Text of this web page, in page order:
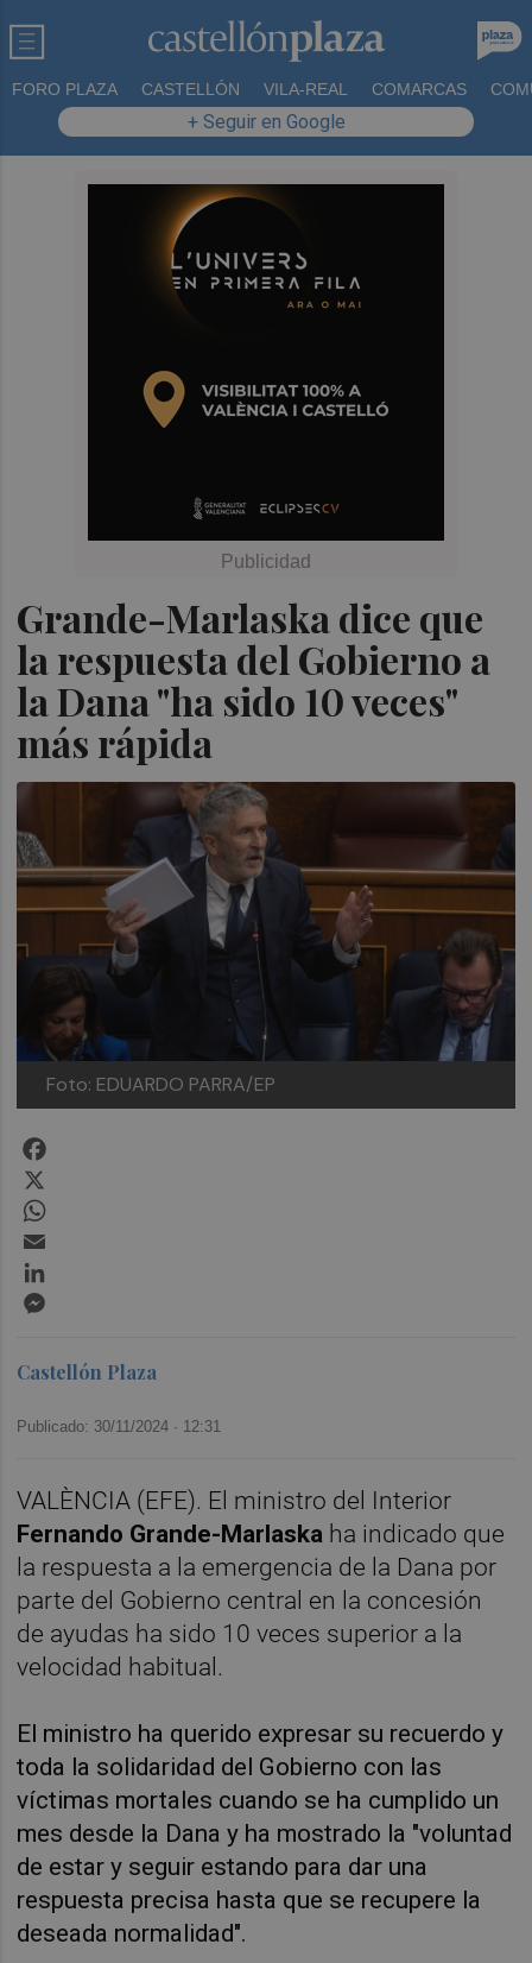
FORO PLAZA CASTELLÓN VILA-REAL COMARCAS
+ Seguir en Google
Grande-Marlaska dice que
la respuesta del Gobierno a
la Dana "ha sido 10 veces"
más rápida
Foto: EDUARDO PARRA/EP
Castellón Plaza
Publicado: 30/11/2024 · 12:31
VALÈNCIA (EFE). El ministro del Interior
Fernando Grande-Marlaska ha indicado que
la respuesta a la emergencia de la Dana por
parte del Gobierno central en la concesión
de ayudas ha sido 10 veces superior a la
velocidad habitual.
El ministro ha querido expresar su recuerdo y
toda la solidaridad del Gobierno con las
víctimas mortales cuando se ha cumplido un
mes desde la Dana y ha mostrado la "voluntad
de estar y seguir estando para dar una
respuesta precisa hasta que se recupere la
deseada normalidad".